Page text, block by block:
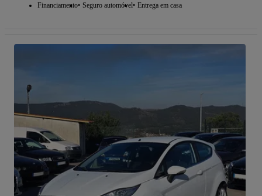
Financiamento Seguro automóvel Entrega em casa